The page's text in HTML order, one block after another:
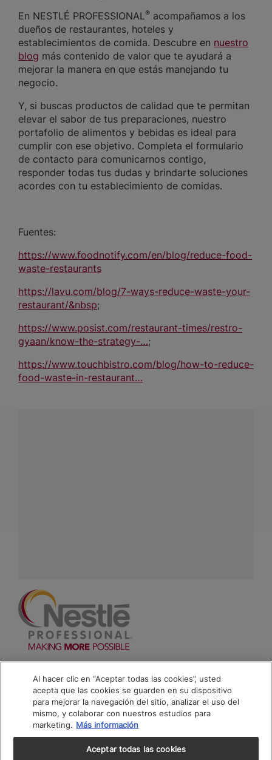
En NESTLÉ PROFESSIONAL® acompañamos a los
dueños de restaurantes, hoteles y
establecimientos de comida. Descubre en nuestro
blog más contenido de valor que te ayudará a
mejorar la manera en que estás manejando tu
negocio.
Y, si buscas productos de calidad que te permitan
elevar el sabor de tus preparaciones, nuestro
portafolio de alimentos y bebidas es ideal para
cumplir con ese objetivo. Completa el formulario
de contacto para comunicarnos contigo,
responder todas tus dudas y brindarte soluciones
acordes con tu establecimiento de comidas.
Fuentes:
https://www.foodnotify.com/en/blog/reduce-food-
waste-restaurants
https://lavu.com/blog/7-ways-reduce-waste-your-
restaurant/&nbsp;
https://www.posist.com/restaurant-times/restro-
gyaan/know-the-strategy-…;
https://www.touchbistro.com/blog/how-to-reduce-
food-waste-in-restaurant…
Aviso de Cookies
Politica De Privacidad NESTLÉ
Mapa del Sitio
Al hacer clic en “Aceptar todas las cookies”, usted
acepta que las cookies se guarden en su dispositivo
para mejorar la navegación del sitio, analizar el uso del
mismo, y colaborar con nuestros estudios para
marketing. Más información
Aceptar todas las cookies